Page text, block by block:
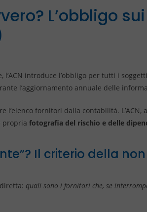
L’obbligo
l’ACN introduce l’obbligo per tutti i
l’aggiornamento annuale delle
fornitori dalla contabilità. L’ACN,
propria fotografia del rischio e delle
Il criterio della
quali sono i fornitori che, se